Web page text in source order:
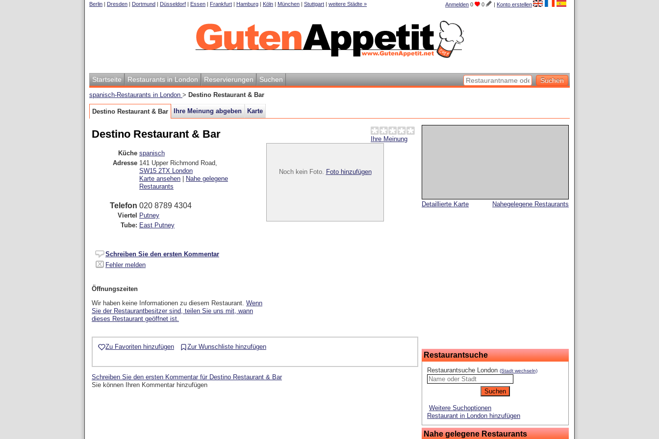
Anmelden 0 0 | Konto erstellen
Berlin | Dresden | Dortmund | Düsseldorf | Essen | Frankfurt | Hamburg | Köln | München | Stuttgart | weitere Städte »
Startseite Restaurants in London Reservierungen Suchen
spanisch-Restaurants in London > Destino Restaurant & Bar
Destino Restaurant & Bar Ihre Meinung abgeben Karte
Nahegelegene Restaurants
Detaillierte Karte
Restaurantsuche
Restaurantsuche London (Stadt wechseln)
Weitere Suchoptionen
Restaurant in London hinzufügen
Nahe gelegene Restaurants
Ihre Meinung
Destino Restaurant & Bar
Noch kein Foto. Foto hinzufügen
Küche spanisch
Adresse 141 Upper Richmond Road,
SW15 2TX London
Karte ansehen
Nahe gelegene
Restaurants
Telefon 020 8789 4304
Viertel
Putney
Tube: East Putney
Schreiben Sie den ersten Kommentar
Fehler melden
Öffnungszeiten
Wir haben keine Informationen zu diesem Restaurant. Wenn
Sie der Restaurantbesitzer sind, teilen Sie uns mit, wann
dieses Restaurant geöffnet ist.
Zu Favoriten hinzufügen Zur Wunschliste hinzufügen
Schreiben Sie den ersten Kommentar für Destino Restaurant & Bar
Sie können Ihren Kommentar hinzufügen